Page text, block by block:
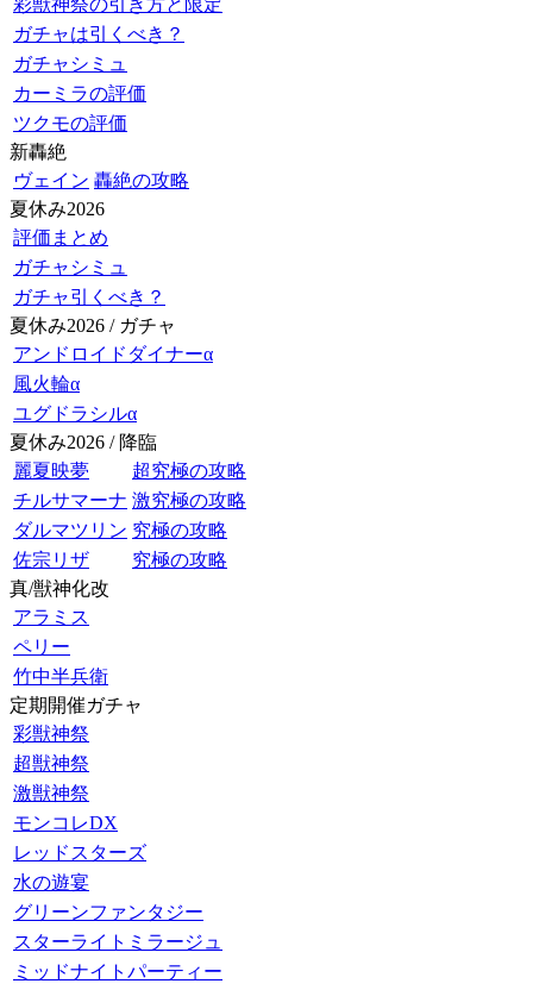
彩獣神祭の引き方と限定
ガチャは引くべき？
ガチャシミュ
カーミラの評価
ツクモの評価
新轟絶
ヴェイン 轟絶の攻略
夏休み2026
評価まとめ
ガチャシミュ
ガチャ引くべき？
夏休み2026 / ガチャ
アンドロイドダイナーα
風火輪α
ユグドラシルα
夏休み2026 / 降臨
麗夏映夢
超究極の攻略
チルサマーナ 激究極の攻略
ダルマツリン 究極の攻略
佐宗リザ
究極の攻略
真/獣神化改
アラミス
ペリー
竹中半兵衛
定期開催ガチャ
彩獣神祭
超獣神祭
激獣神祭
モンコレDX
レッドスターズ
水の遊宴
グリーンファンタジー
スターライトミラージュ
ミッドナイトパーティー